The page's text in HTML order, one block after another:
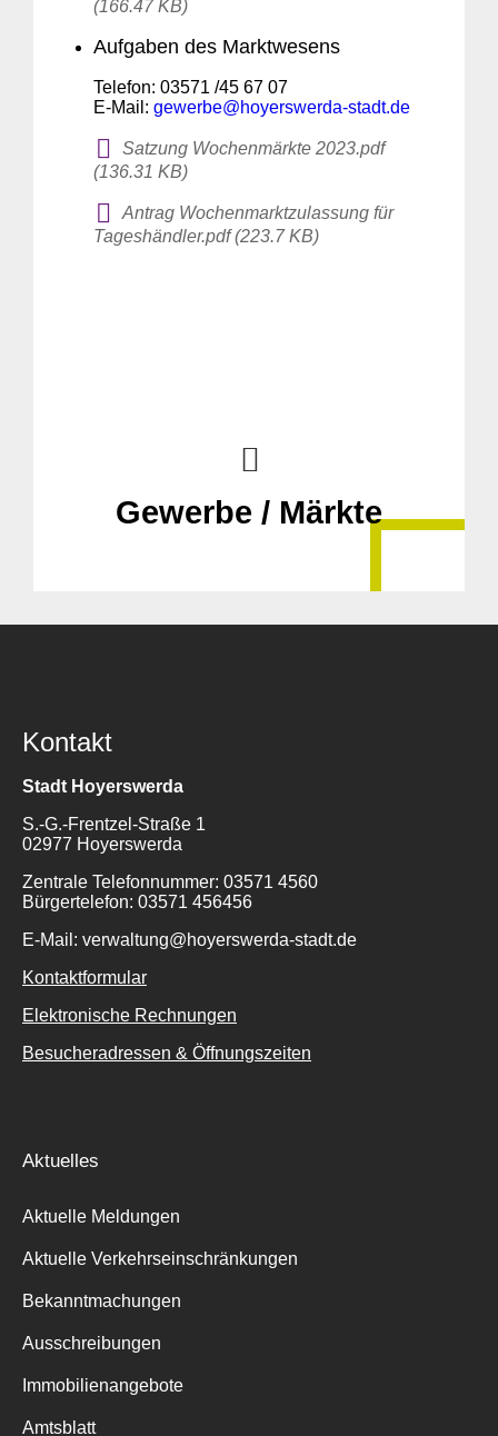
(166.47 KB)
Aufgaben des Marktwesens
Telefon: 03571 /45 67 07
E-Mail: gewerbe@hoyerswerda-stadt.de
Satzung Wochenmärkte 2023.pdf
(136.31 KB)
Antrag Wochenmarktzulassung für
Tageshändler.pdf (223.7 KB)
Gewerbe / Märkte
Kontakt
Stadt Hoyerswerda
S.-G.-Frentzel-Straße 1
02977 Hoyerswerda
Zentrale Telefonnummer: 03571 4560
Bürgertelefon: 03571 456456
E-Mail: verwaltung@hoyerswerda-stadt.de
Kontaktformular
Elektronische Rechnungen
Besucheradressen & Öffnungszeiten
Aktuelles
Aktuelle Meldungen
Aktuelle Verkehrseinschränkungen
Bekanntmachungen
Ausschreibungen
Immobilienangebote
Amtsblatt